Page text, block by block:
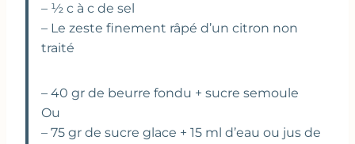
– ½ c à c de sel
– Le zeste finement râpé d’un citron non
traité
– 40 gr de beurre fondu + sucre semoule
Ou
– 75 gr de sucre glace + 15 ml d’eau ou jus de